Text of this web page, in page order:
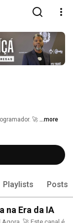
🚀 ...more
Playlists Posts
na Era da IA